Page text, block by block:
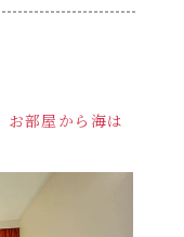
部屋から海は